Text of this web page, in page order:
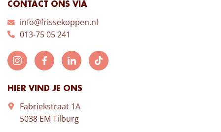
CONTACT ONS VIA
info@frissekoppen.nl
013-75 05 241
HIER VIND JE ONS
Fabriekstraat 1A
5038 EM Tilburg